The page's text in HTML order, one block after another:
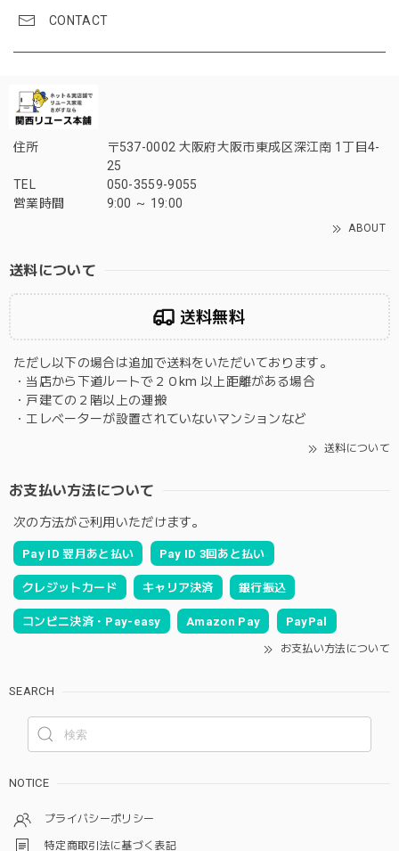
CONTACT
住所
〒537-0002 大阪府大阪市東成区深江南 1丁目4-
25
TEL
050-3559-9055
営業時間
9:00 ～ 19:00
ABOUT
送料について
送料無料
ただし以下の場合は追加で送料をいただいております。
・当店から下道ルートで２０km 以上距離がある場合
・戸建ての２階以上の運搬
・エレベーターが設置されていないマンションなど
送料について
お支払い方法について
次の方法がご利用いただけます。
Pay ID 翌月あと払い Pay ID 3回あと払い
クレジットカード キャリア決済 銀行振込
コンビニ決済・Pay-easy Amazon Pay PayPal
お支払い方法について
SEARCH
NOTICE
プライバシーポリシー
特定商取引法に基づく表記